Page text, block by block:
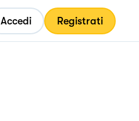
Accedi Registrati